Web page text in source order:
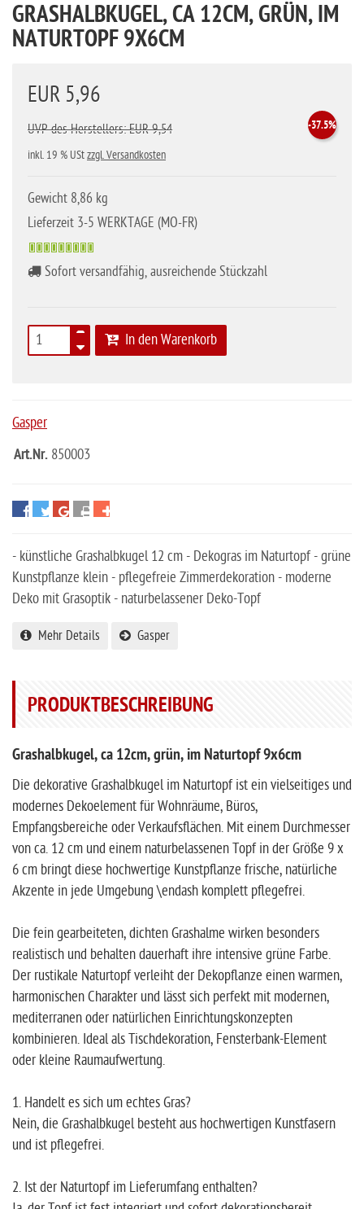
GRASHALBKUGEL, CA 12CM, GRÜN, IM
NATURTOPF 9X6CM
EUR 5,96
-37.5%
UVP des Herstellers: EUR 9,54
inkl. 19 % UStzzgl. Versandkosten
Gewicht 8,86 kg
Lieferzeit 3-5 WERKTAGE (MO-FR)
Sofort versandfähig, ausreichende Stückzahl
In den Warenkorb
Gasper
Art.Nr. 850003
- künstliche Grashalbkugel 12 cm - Dekogras im Naturtopf - grüne
Kunstpflanze klein - pflegefreie Zimmerdekoration - moderne
Deko mit Grasoptik - naturbelassener Deko-Topf
Mehr Details Gasper
PRODUKTBESCHREIBUNG
Grashalbkugel, ca 12cm, grün, im Naturtopf 9x6cm
Die dekorative Grashalbkugel im Naturtopf ist ein vielseitiges und
modernes Dekoelement für Wohnräume, Büros,
Empfangsbereiche oder Verkaufsflächen. Mit einem Durchmesser
von ca. 12 cm und einem naturbelassenen Topf in der Größe 9 x
6 cm bringt diese hochwertige Kunstpflanze frische, natürliche
Akzente in jede Umgebung \endash komplett pflegefrei.
Die fein gearbeiteten, dichten Grashalme wirken besonders
realistisch und behalten dauerhaft ihre intensive grüne Farbe.
Der rustikale Naturtopf verleiht der Dekopflanze einen warmen,
harmonischen Charakter und lässt sich perfekt mit modernen,
mediterranen oder natürlichen Einrichtungskonzepten
kombinieren. Ideal als Tischdekoration, Fensterbank-Element
oder kleine Raumaufwertung.
1. Handelt es sich um echtes Gras?
Nein, die Grashalbkugel besteht aus hochwertigen Kunstfasern
und ist pflegefrei.
2. Ist der Naturtopf im Lieferumfang enthalten?